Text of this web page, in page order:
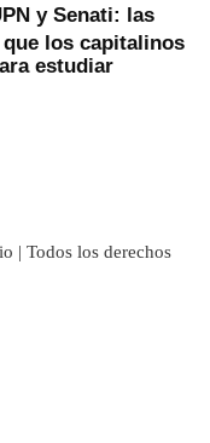
y Senati: las
los capitalinos
estudiar
| Todos los derechos